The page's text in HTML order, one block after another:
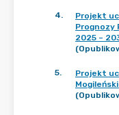
4.
Projekt
Prognozy
2025 –
5.
Projekt